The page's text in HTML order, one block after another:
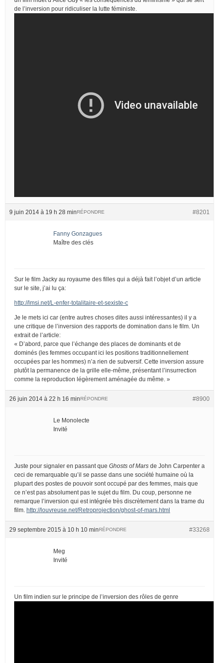
de l’inversion pour ridiculiser la lutte féministe.
9 juin 2014 à 19 h 28 min #8201
RÉPONDRE
Fanny Gonzagues
Maître des clés
Sur le film Jacky au royaume des filles qui a déjà fait l’objet d’un article
sur le site, j’ai lu ça:
http://lmsi.net/L-enfer-totalitaire-et-sexiste-c
Je le mets ici car (entre autres choses dites aussi intéressantes) il y a
une critique de l’inversion des rapports de domination dans le film. Un
extrait de l’article:
« D’abord, parce que l’échange des places de dominants et de
dominés (les femmes occupant ici les positions traditionnellement
occupées par les hommes) n’a rien de subversif. Cette inversion assure
plutôt la permanence de la grille elle-même, présentant l’insurrection
comme la reproduction légèrement aménagée du même. »
26 juin 2014 à 22 h 16 min #8900
RÉPONDRE
Le Monolecte
Invité
Juste pour signaler en passant que Ghosts of Mars de John Carpenter a
ceci de remarquable qu’il se passe dans une société humaine où la
plupart des postes de pouvoir sont occupé par des femmes, mais que
ce n’est pas absolument pas le sujet du film. Du coup, personne ne
remarque l’inversion qui est intégrée très discrètement dans la trame du
film. http://louvreuse.net/Retroprojection/ghost-of-mars.html
29 septembre 2015 à 10 h 10 min #33268
RÉPONDRE
Meg
Invité
Un film indien sur le principe de l’inversion des rôles de genre